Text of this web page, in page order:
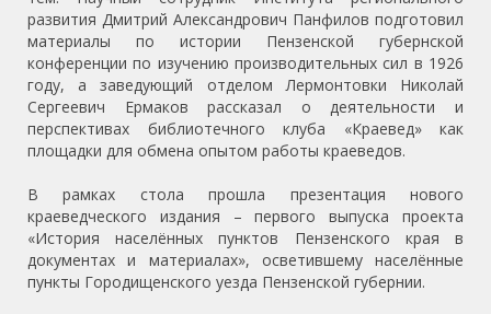
развития Дмитрий Александрович Панфилов подготовил
материалы по истории Пензенской губернской
конференции по изучению производительных сил в 1926
году, а заведующий отделом Лермонтовки Николай
Сергеевич Ермаков рассказал о деятельности и
перспективах библиотечного клуба «Краевед» как
площадки для обмена опытом работы краеведов.
В рамках стола прошла презентация нового
краеведческого издания – первого выпуска проекта
«История населённых пунктов Пензенского края в
документах и материалах», осветившему населённые
пункты Городищенского уезда Пензенской губернии.